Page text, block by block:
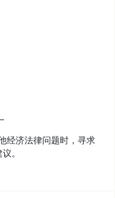
经济法律问题时，寻求
。